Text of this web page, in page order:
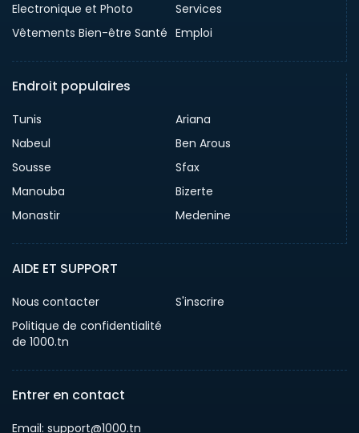
Electronique et Photo
Services
Vêtements Bien-être Santé Emploi
Endroit populaires
Tunis
Ariana
Nabeul
Ben Arous
Sousse
Sfax
Manouba
Bizerte
Monastir
Medenine
AIDE ET SUPPORT
Nous contacter
S'inscrire
Politique de confidentialité
de 1000.tn
Entrer en contact
Email: support@1000.tn